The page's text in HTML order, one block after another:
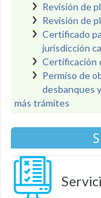
Revisión de
Revisión de
Certificado
jurisdicción
Certificación
Permiso de
desbanques
más trámites